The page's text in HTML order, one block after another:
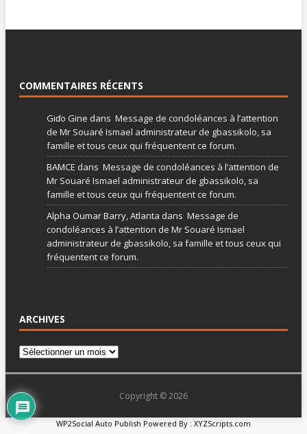
COMMENTAIRES RÉCENTS
Giɗo Gine dans Message de condoléances à l’attention
de Mr Souaré Ismael administrateur de gbassikolo, sa
famille et tous ceux qui fréquentent ce forum.
BAMCE dans Message de condoléances à l’attention de
Mr Souaré Ismael administrateur de gbassikolo, sa
famille et tous ceux qui fréquentent ce forum.
Alpha Oumar Barry, Atlanta dans Message de
condoléances à l’attention de Mr Souaré Ismael
administrateur de gbassikolo, sa famille et tous ceux qui
fréquentent ce forum.
ARCHIVES
Copyright © 2026
WP2Social Auto Publish Powered By : XYZScripts.com